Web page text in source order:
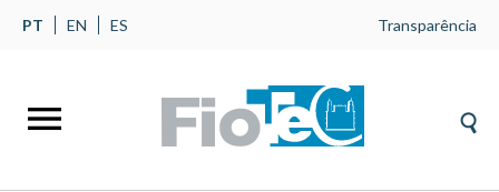
PT EN ES Transparência